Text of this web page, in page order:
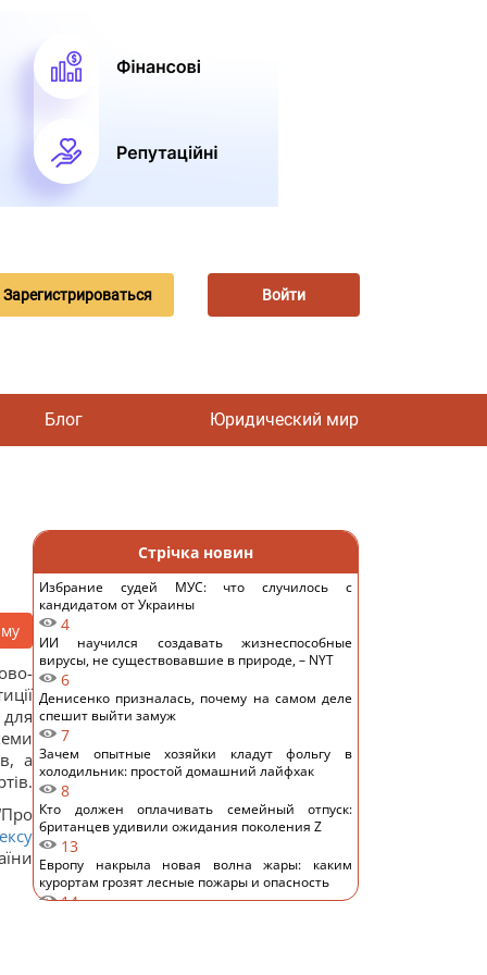
Зарегистрироваться Войти
Блог Юридический мир
а
Стрічка новин
Избрание судей МУС: что случилось с
кандидатом от Украины
4
ИИ научился создавать жизнеспособные
вирусы, не существовавшие в природе, – NYT
6
Денисенко призналась, почему на самом деле
спешит выйти замуж
7
Зачем опытные хозяйки кладут фольгу в
холодильник: простой домашний лайфхак
8
Кто должен оплачивать семейный отпуск:
британцев удивили ожидания поколения Z
13
Европу накрыла новая волна жары: каким
курортам грозят лесные пожары и опасность
14